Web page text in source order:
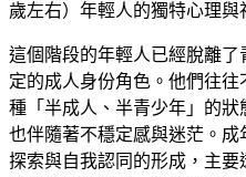
歲左右）年輕人的獨特心理與
這個階段的年輕人已經脫離
定的成人身份角色。他們往
種「半成人、半青少年」的
也伴隨著不穩定感與迷茫。
探索與自我認同的形成，主